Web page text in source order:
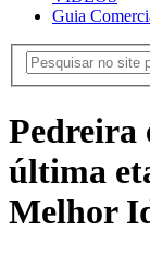
Guia
Pedreira
última
Melhor